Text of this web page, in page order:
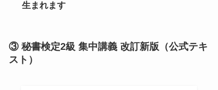
生まれます
③ 秘書検定2級 集中講義 改訂新版（公式テキ
スト）